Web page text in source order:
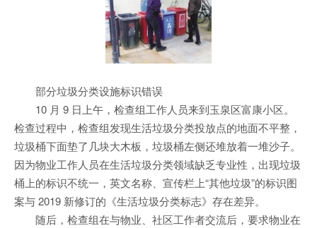
部分垃圾分类设施标识错误
10 月 9 日上午，检查组工作人员来到玉泉区富康小区。
检查过程中，检查组发现生活垃圾分类投放点的地面不平整，
垃圾桶下面垫了几块大木板，垃圾桶左侧还堆放着一堆沙子。
因为物业工作人员在生活垃圾分类领域缺乏专业性，出现垃圾
桶上的标识不统一，英文名称、宣传栏上“其他垃圾”的标识图
案与 2019 新修订的《生活垃圾分类标志》存在差异。
随后，检查组在与物业、社区工作者交流后，要求物业在